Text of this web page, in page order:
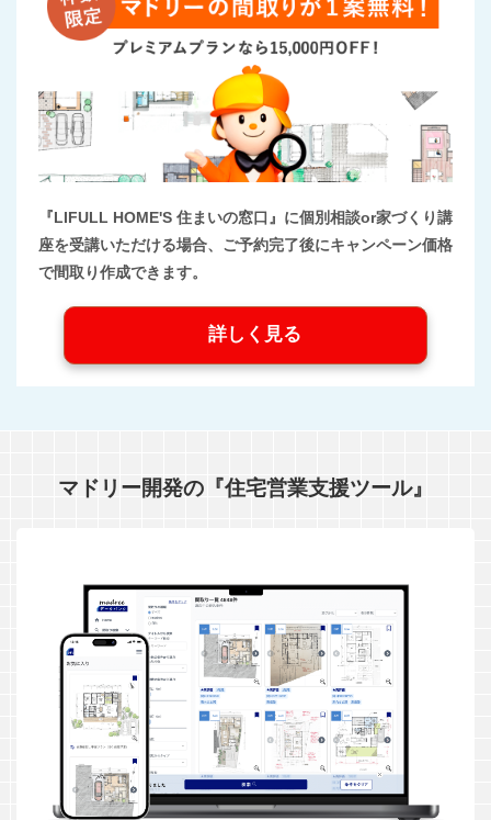
『LIFULL HOME'S 住まいの窓口』に個別相談or家づくり講
座を受講いただける場合、ご予約完了後にキャンペーン価格
で間取り作成できます。
詳しく見る
マドリー開発の『住宅営業支援ツール』